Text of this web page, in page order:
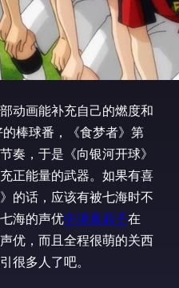
动画能补充自己的燃度和
棒球番，《食梦者》第
奏，于是《向银河开球》
正能量的武器。如果有喜
的话，应该有被七海时不
海的声优中津真莉子在
优，而且全程很萌的关西
很多人了吧。